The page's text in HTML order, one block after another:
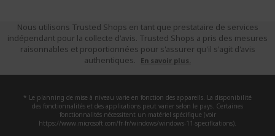
Nous utilisons Trusted Shops en tant que prestataire de services
indépendant pour la collecte d'avis. Trusted Shops a pris des mesures
raisonnables et proportionnées pour s'assurer qu'il s'agit d'avis
authentiques.
En savoir plus.
* Le planning de mise à niveau varie en fonction des appareils. La disponibilité
des fonctionnalités et des applications peut varier selon le pays. Certaines
fonctionnalités nécessitent un matériel spécifique (voir
https://www.microsoft.com/fr-fr/windows/windows-11-specifications).